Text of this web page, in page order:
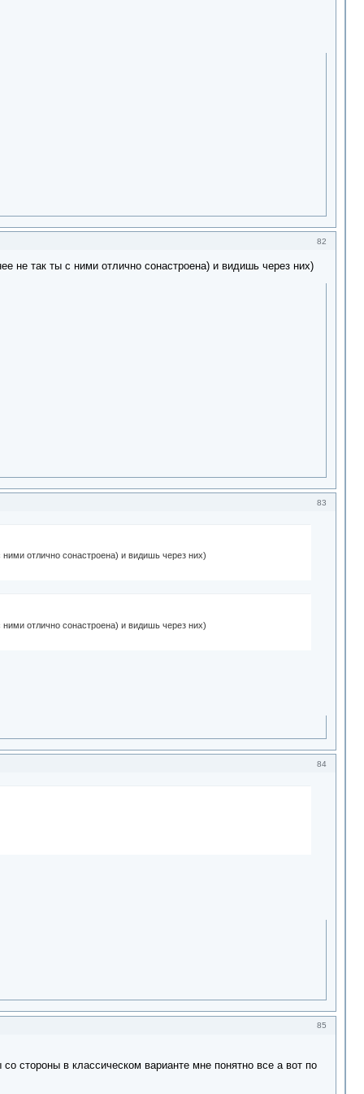
82
не так ты с ними отлично сонастроена) и видишь через них)
83
отлично сонастроена) и видишь через них)
отлично сонастроена) и видишь через них)
84
85
стороны в классическом варианте мне понятно все а вот по